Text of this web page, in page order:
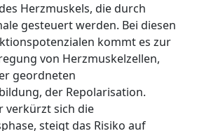
Herzmuskels, die durch
gesteuert werden. Bei diesen
kommt es zur
von Herzmuskelzellen,
geordneten
der Repolarisation.
verkürzt sich die
steigt das Risiko auf